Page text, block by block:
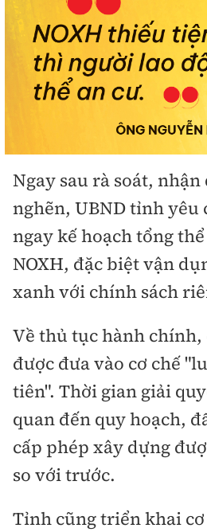
Ngay sau rà soát,
nghẽn, UBND tỉnh yêu
ngay kế hoạch tổng
NOXH, đặc biệt vận
xanh với chính sách
Về thủ tục hành chính,
được đưa vào cơ chế
tiên". Thời gian giải
quan đến quy hoạch,
cấp phép xây dựng
so với trước.
Tỉnh cũng triển khai